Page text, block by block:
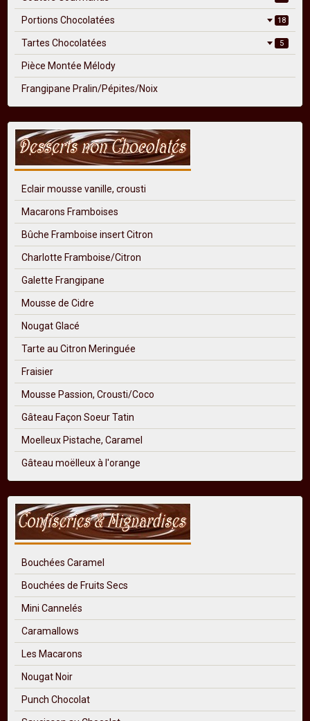
Portions Chocolatées 18
Tartes Chocolatées 5
Pièce Montée Mélody
Frangipane Pralin/Pépites/Noix
Eclair mousse vanille, crousti
Macarons Framboises
Bûche Framboise insert Citron
Charlotte Framboise/Citron
Galette Frangipane
Mousse de Cidre
Nougat Glacé
Tarte au Citron Meringuée
Fraisier
Mousse Passion, Crousti/Coco
Gâteau Façon Soeur Tatin
Moelleux Pistache, Caramel
Gâteau moëlleux à l'orange
Bouchées Caramel
Bouchées de Fruits Secs
Mini Cannelés
Caramallows
Les Macarons
Nougat Noir
Punch Chocolat